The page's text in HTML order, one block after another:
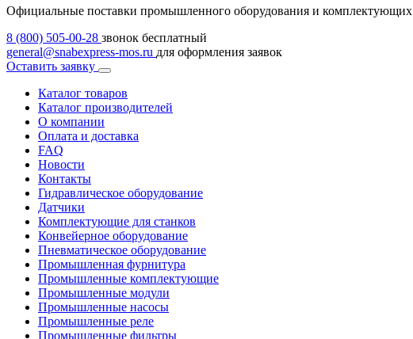
Официальные поставки промышленного оборудования и комплектующих
8 (800) 505-00-28 звонок бесплатный
general@snabexpress-mos.ru для оформления заявок
Оставить заявку
Каталог товаров
Каталог производителей
О компании
Оплата и доставка
FAQ
Новости
Контакты
Гидравлическое оборудование
Датчики
Комплектующие для станков
Конвейерное оборудование
Пневматическое оборудование
Промышленная фурнитура
Промышленные комплектующие
Промышленные модули
Промышленные насосы
Промышленные реле
Промышленные фильтры